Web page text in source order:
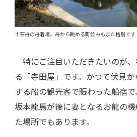
十石舟の舟着場。舟から眺める町並みもまた格別です
特にご注目いただきたいのが
る「寺田屋」です。かつて伏見
する船の観光客で賑わった船宿
坂本龍馬が後に妻となるお龍の
た場所でもあります。